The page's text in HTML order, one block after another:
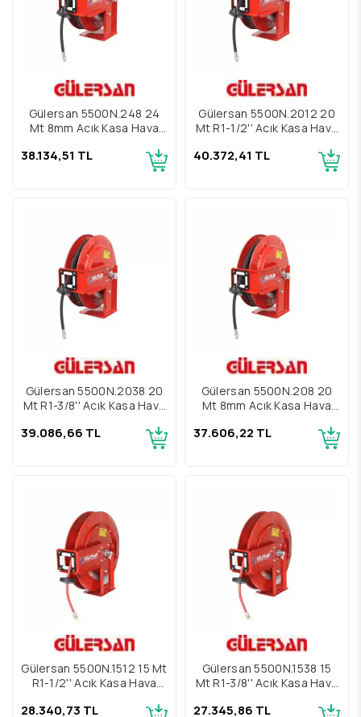
Gülersan 5500N.248 24
Mt 8mm Açık Kasa Hava
38.134,51 TL
Gülersan 5500N.2012 20
Mt R1-1/2'' Açık Kasa Hava
40.372,41 TL
Gülersan 5500N.2038 20
Mt R1-3/8'' Açık Kasa Hava
39.086,66 TL
Gülersan 5500N.208 20
Mt 8mm Açık Kasa Hava
37.606,22 TL
Gülersan 5500N.1512 15 Mt
R1-1/2'' Açık Kasa Hava
28.340,73 TL
Gülersan 5500N.1538 15
Mt R1-3/8'' Açık Kasa Hava
27.345,86 TL